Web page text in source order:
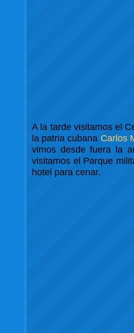
A la tarde visitamos el
la patria cubana Carlos
vimos desde fuera la
visitamos el Parque
hotel para cenar.